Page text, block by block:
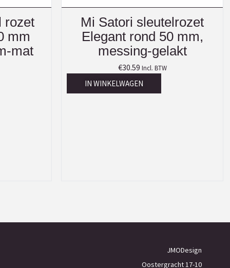
rozet
mm
mat
Mi Satori sleutelrozet
Elegant rond 50 mm,
messing-gelakt
€30.59 Incl. BTW
IN WINKELWAGEN
JMODesign
Oostergracht 17-10